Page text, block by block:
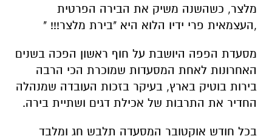
מלצר, כשהשנה משיק את הבירה הפרטית
,העצמאית פרי ידיו הלוא היא "בירת מלצר!!! "
מסעדת הפפה היושבת על חוף ראשון הפכה בשנים
האחרונות לאחת המסעדות שמוכרת הכי הרבה
בירות בוטיק בארץ, בעיקר בזכות העובדה שמנהלה
החדיר את התרבות של אכילת דגים ושתיית בירה.
בכל חודש אוקטובר המסעדה תלבש חג ומלבד